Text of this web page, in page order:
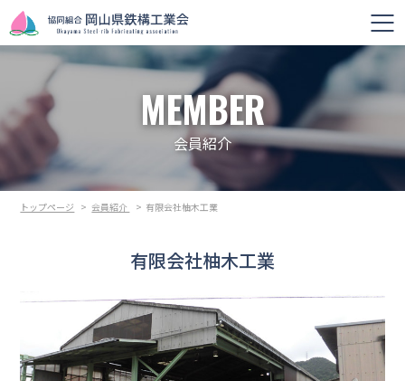
MEMBER
会員紹介
トップページ > 会員紹介 > 有限会社柚木工業
有限会社柚木工業